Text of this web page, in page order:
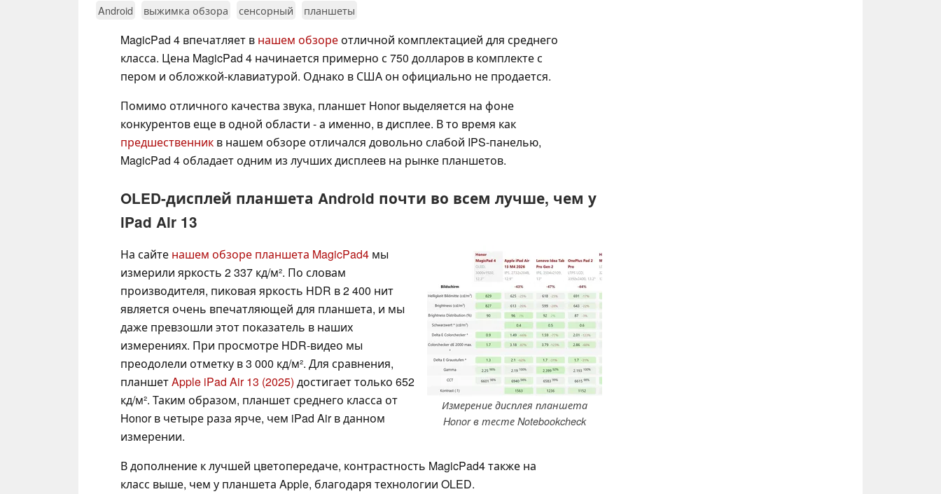
Android выжимка обзора сенсорный планшеты
MagicPad 4 впечатляет в нашем обзореотличной комплектацией для среднего
класса. Цена MagicPad 4 начинается примерно с 750 долларов в комплекте с
пером и обложкой-клавиатурой. Однако в США он официально не продается.
Помимо отличного качества звука, планшет Honor выделяется на фоне
конкурентов еще в одной области - а именно, в дисплее. В то время как
предшественник в нашем обзоре отличался довольно слабой IPS-панелью,
MagicPad 4 обладает одним из лучших дисплеев на рынке планшетов.
OLED-дисплей планшета Android почти во всем лучше, чем у
iPad Air 13
Измерение дисплея планшета
Honor в тесте Notebookcheck
На сайте нашем обзоре планшета MagicPad4 мы
измерили яркость 2 337 кд/м². По словам
производителя, пиковая яркость HDR в 2 400 нит
является очень впечатляющей для планшета, и мы
даже превзошли этот показатель в наших
измерениях. При просмотре HDR-видео мы
преодолели отметку в 3 000 кд/м². Для сравнения,
планшетApple iPad Air 13 (2025) достигает только 652
кд/м². Таким образом, планшет среднего класса от
Honor в четыре раза ярче, чем iPad Air в данном
измерении.
В дополнение к лучшей цветопередаче, контрастность MagicPad4 также на
класс выше, чем у планшета Apple, благодаря технологии OLED.